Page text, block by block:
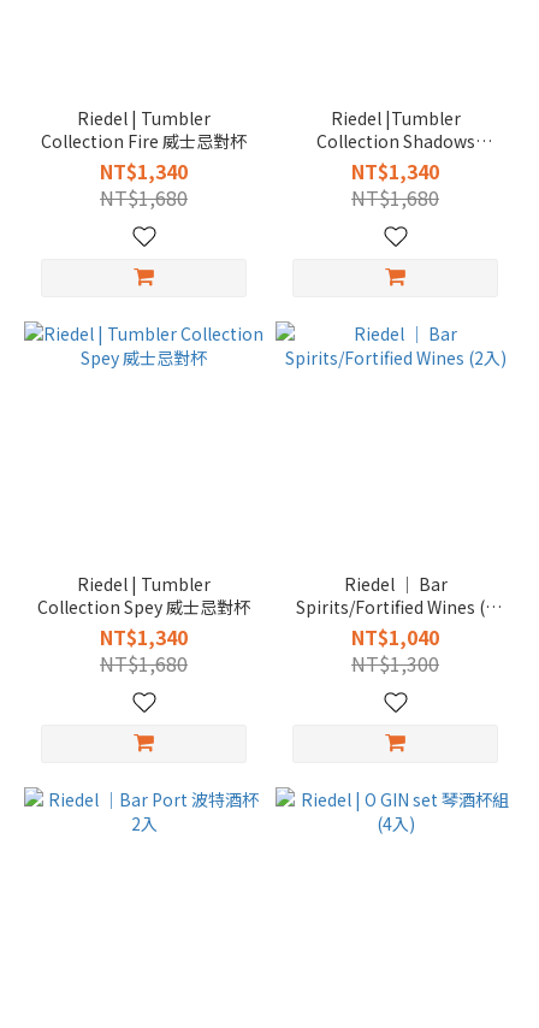
Riedel | Tumbler
Collection Fire 威士忌對杯
NT$1,340
NT$1,680
Riedel |Tumbler
Collection Shadows
Whisky 威士忌對杯 (2入)
NT$1,340
NT$1,680
Riedel | Tumbler
Collection Spey 威士忌對杯
NT$1,340
NT$1,680
Riedel │ Bar
Spirits/Fortified Wines (2
入)
NT$1,040
NT$1,300